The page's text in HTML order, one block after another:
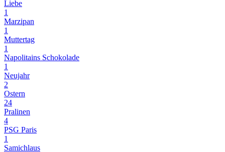
Liebe
1
Marzipan
1
Muttertag
1
Napolitains Schokolade
1
Neujahr
2
Ostern
24
Pralinen
4
PSG Paris
1
Samichlaus